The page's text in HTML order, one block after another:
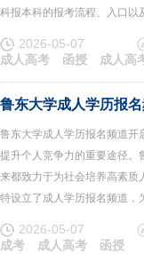
科报本科的报考流程、入口以
2026-05-07
成人高考
函授 成人高
鲁东大学成人学历报
鲁东大学成人学历报名频道开
提升个人竞争力的重要途径。
来都致力于为社会培养高素质
特设立了成人学历报名频道，
2026-05-07
成考
成人高考 函授